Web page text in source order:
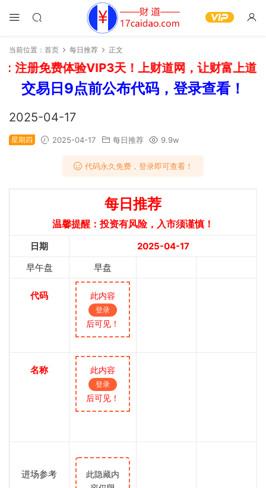
当前位置： 首页 每日推荐 正文
注册免费体验VIP3天！上财道网，让财富上道！
交易日9点前公布代码，登录查看！
2025-04-17
星期四 2025-04-17 每日推荐 9.9w
代码永久免费，登录即可查看！
每日推荐
温馨提醒：投资有风险，入市须谨慎！
日期
2025-04-17
早午盘
早盘
代码 此内容
登录
后可见！
名称 此内容
登录
后可见！
进场参考
此隐藏内